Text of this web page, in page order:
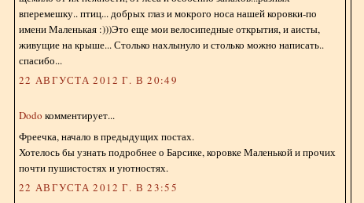
вперемешку.. птиц... добрых глаз и мокрого носа нашей коровки-по
имени Маленькая :)))Это еще мои велосипедные открытия, и аисты,
живущие на крыше... Столько нахлынуло и столько можно написать..
спасибо...
22 АВГУСТА 2012 Г. В 20:49
Dodo комментирует...
Фреечка, начало в предыдущих постах.
Хотелось бы узнать подробнее о Барсике, коровке Маленькой и прочих
почти пушистостях и уютностях.
22 АВГУСТА 2012 Г. В 23:55